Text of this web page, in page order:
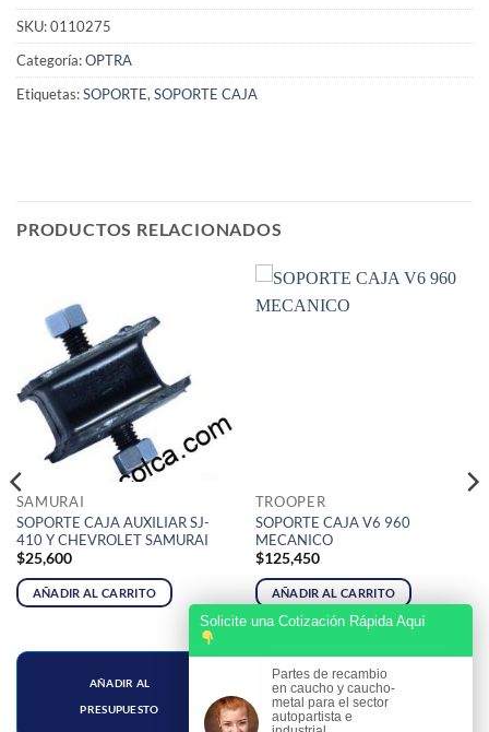
SKU:0110275
Categoría:OPTRA
Etiquetas:SOPORTE, SOPORTE CAJA
PRODUCTOS RELACIONADOS
SAMURAI
SOPORTE CAJA AUXILIAR SJ-
410 Y CHEVROLET SAMURAI
$25,600
AÑADIR AL CARRITO
AÑADIR AL
PRESUPUESTO
TROOPER
SOPORTE CAJA V6 960
MECANICO
$125,450
AÑADIR AL CARRITO
AÑADIR AL
PRESUPUESTO
Solicite una Cotización Rápida Aquí
Partes de recambio
en caucho y caucho-
metal para el sector
autopartista e